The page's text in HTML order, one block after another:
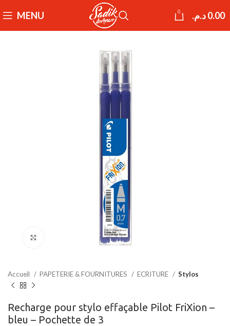
MENU 0 0.00د.م.
Accueil PAPETERIE & FOURNITURES ECRITURE Stylos
Recharge pour stylo effaçable Pilot FriXion –
bleu – Pochette de 3